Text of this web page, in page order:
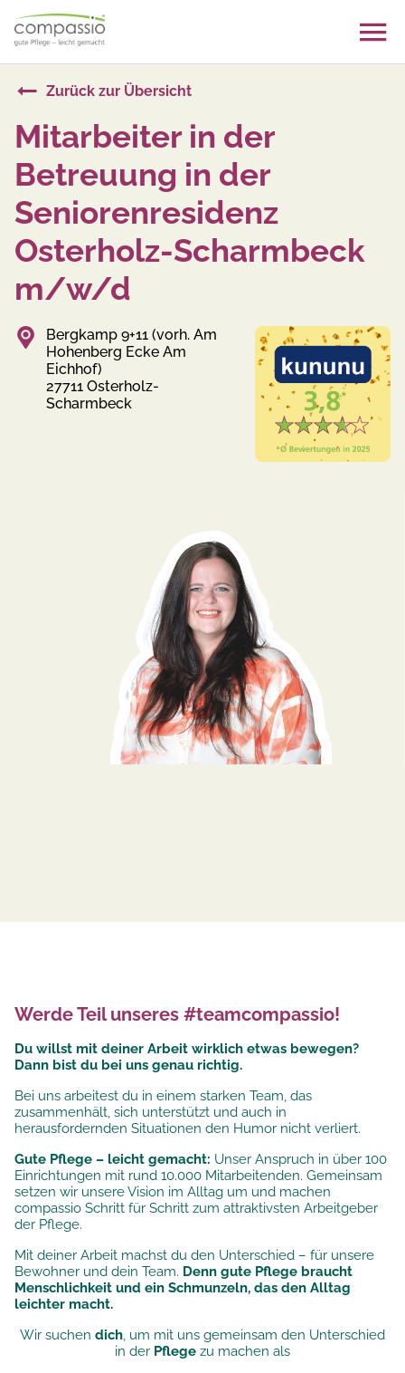
content
Zurück zur Übersicht
Mitarbeiter in der
Betreuung in der
Seniorenresidenz
Osterholz-Scharmbeck
m/w/d
Bergkamp 9+11 (vorh. Am
Hohenberg Ecke Am
Eichhof)
27711 Osterholz-
Scharmbeck
Werde Teil unseres #teamcompassio!
Du willst mit deiner Arbeit wirklich etwas bewegen?
Dann bist du bei uns genau richtig.
Bei uns arbeitest du in einem starken Team, das
zusammenhält, sich unterstützt und auch in
herausfordernden Situationen den Humor nicht verliert.
Gute Pflege – leicht gemacht: Unser Anspruch in über 100
Einrichtungen mit rund 10.000 Mitarbeitenden. Gemeinsam
setzen wir unsereVision im Alltag um und machen
compassio Schritt für Schritt zum attraktivsten Arbeitgeber
der Pflege.
Mit deiner Arbeit machst du den Unterschied – für unsere
Bewohner und dein Team. Denn gute Pflege braucht
Menschlichkeit und ein Schmunzeln, das den Alltag
leichter macht.
Wir suchen dich, um mit uns gemeinsam den Unterschied
in der Pflege zu machen als